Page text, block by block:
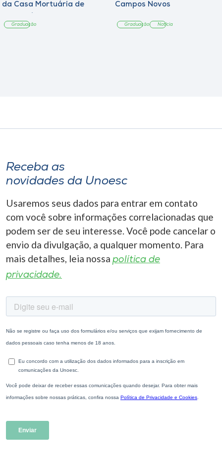
da Casa Mortuária de
Graduação
Campos Novos
Graduação Notícia
Receba as
novidades da Unoesc
Usaremos seus dados para entrar em contato
com você sobre informações correlacionadas que
podem ser de seu interesse. Você pode cancelar o
envio da divulgação, a qualquer momento. Para
mais detalhes, leia nossa política de
privacidade.